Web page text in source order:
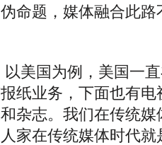
命题，媒体融合此路
美国为例，美国一
纸业务，下面也有电
杂志。我们在传统
人家在传统媒体时代就